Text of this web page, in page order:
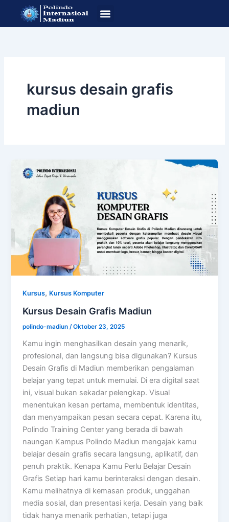
konten
kursus desain grafis
madiun
Kursus, Kursus Komputer
Kursus Desain Grafis Madiun
polindo-madiun /Oktober 23, 2025
Kamu ingin menghasilkan desain yang menarik,
profesional, dan langsung bisa digunakan? Kursus
Desain Grafis di Madiun memberikan pengalaman
belajar yang tepat untuk memulai. Di era digital saat
ini, visual bukan sekadar pelengkap. Visual
menentukan kesan pertama, membentuk identitas,
dan menyampaikan pesan secara cepat. Karena itu,
Polindo Training Center yang berada di bawah
naungan Kampus Polindo Madiun mengajak kamu
belajar desain grafis secara langsung, aplikatif, dan
penuh praktik. Kenapa Kamu Perlu Belajar Desain
Grafis Setiap hari kamu berinteraksi dengan desain.
Kamu melihatnya di kemasan produk, unggahan
media sosial, dan presentasi kerja. Desain yang baik
tidak hanya menarik perhatian, tetapi juga